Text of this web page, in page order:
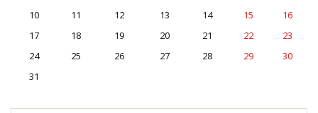
10
11 12 13 14 15
16
17
18 19 20 21 22
23
24
25 26 27 28 29
30
31